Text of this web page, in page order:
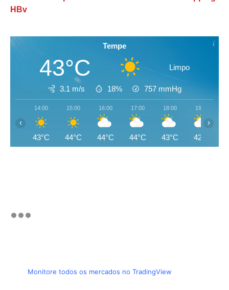
HBv
Tempe
43°C Limpo
3.1 m/s 18% 757 mmHg
14:00
43°C
15:00
44°C
16:00
44°C
17:00
44°C
18:00
43°C
19:00
42°C
‹ ›
Monitore todos os mercados no TradingView